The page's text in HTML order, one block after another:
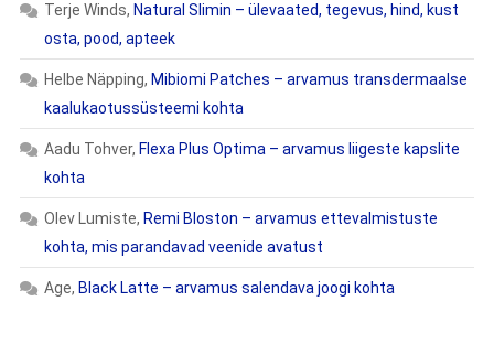
Terje Winds, Natural Slimin – ülevaated, tegevus, hind, kust
osta, pood, apteek
Helbe Näpping, Mibiomi Patches – arvamus transdermaalse
kaalukaotussüsteemi kohta
Aadu Tohver, Flexa Plus Optima – arvamus liigeste kapslite
kohta
Olev Lumiste, Remi Bloston – arvamus ettevalmistuste
kohta, mis parandavad veenide avatust
Age, Black Latte – arvamus salendava joogi kohta